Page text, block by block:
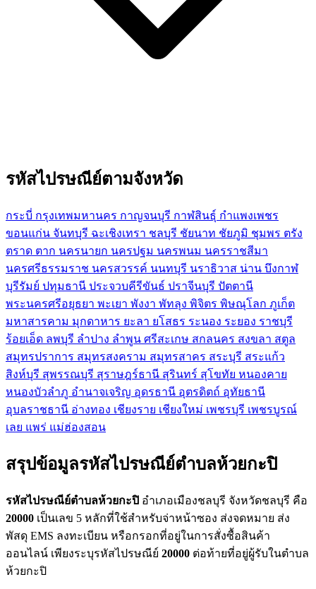
รหัสไปรษณีย์ตามจังหวัด
กระบี่ กรุงเทพมหานคร กาญจนบุรี กาฬสินธุ์ กำแพงเพชร
ขอนแก่น จันทบุรี ฉะเชิงเทรา ชลบุรี ชัยนาท ชัยภูมิ ชุมพร ตรัง
ตราด ตาก นครนายก นครปฐม นครพนม นครราชสีมา
นครศรีธรรมราช นครสวรรค์ นนทบุรี นราธิวาส น่าน บึงกาฬ
บุรีรัมย์ ปทุมธานี ประจวบคีรีขันธ์ ปราจีนบุรี ปัตตานี
พระนครศรีอยุธยา พะเยา พังงา พัทลุง พิจิตร พิษณุโลก ภูเก็ต
มหาสารคาม มุกดาหาร ยะลา ยโสธร ระนอง ระยอง ราชบุรี
ร้อยเอ็ด ลพบุรี ลำปาง ลำพูน ศรีสะเกษ สกลนคร สงขลา สตูล
สมุทรปราการ สมุทรสงคราม สมุทรสาคร สระบุรี สระแก้ว
สิงห์บุรี สุพรรณบุรี สุราษฎร์ธานี สุรินทร์ สุโขทัย หนองคาย
หนองบัวลำภู อำนาจเจริญ อุดรธานี อุตรดิตถ์ อุทัยธานี
อุบลราชธานี อ่างทอง เชียงราย เชียงใหม่ เพชรบุรี เพชรบูรณ์
เลย แพร่ แม่ฮ่องสอน
สรุปข้อมูลรหัสไปรษณีย์ตำบลห้วยกะปิ
รหัสไปรษณีย์ตำบลห้วยกะปิ อำเภอเมืองชลบุรี จังหวัดชลบุรี คือ
20000 เป็นเลข 5 หลักที่ใช้สำหรับจ่าหน้าซอง ส่งจดหมาย ส่ง
พัสดุ EMS ลงทะเบียน หรือกรอกที่อยู่ในการสั่งซื้อสินค้า
ออนไลน์ เพียงระบุรหัสไปรษณีย์ 20000 ต่อท้ายที่อยู่ผู้รับในตำบล
ห้วยกะปิ